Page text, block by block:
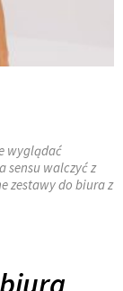
wyglądać
sensu walczyć z
zestawy do biura z